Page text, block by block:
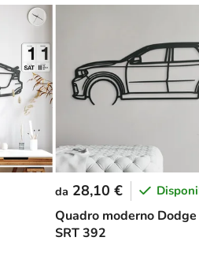
Quadro moderno
SRT 392
da 28,10 €